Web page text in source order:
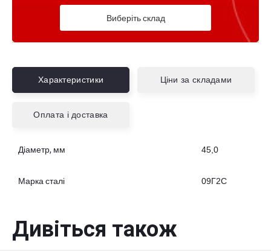
Виберіть склад
Характеристики Ціни за складами
Оплата і доставка
Діаметр, мм 45,0
Марка сталі 09Г2С
Дивіться також